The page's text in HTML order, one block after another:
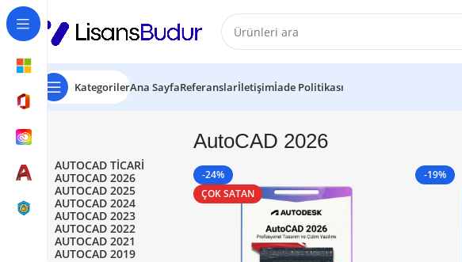
KategorilerAna SayfaReferanslarİletişimİade Politikası
AUTOCAD TICARI
AUTOCAD 2026
AUTOCAD 2025
AUTOCAD 2024
AUTOCAD 2023
AUTOCAD 2022
AUTOCAD 2021
AUTOCAD 2019
AutoCAD 2026
-24%
ÇOK SATAN
-19%